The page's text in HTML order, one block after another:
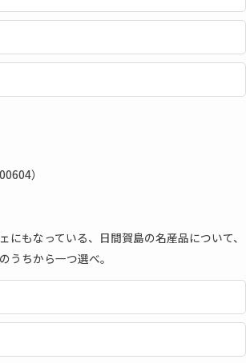
）
にもなっている、日間賀島の名産品について、
うちから一つ選べ。